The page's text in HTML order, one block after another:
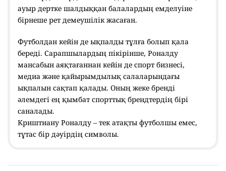
ауыр дертке шалдыққан балалардың емделуіне
бірнеше рет демеушілік жасаған.
Футболдан кейін де ықпалды тұлға болып қала
береді. Сарапшылардың пікірінше, Роналду
мансабын аяқтағаннан кейін де спорт бизнесі,
медиа және қайырымдылық салаларындағы
ықпалын сақтап қалады. Оның жеке бренді
әлемдегі ең қымбат спорттық брендтердің бірі
саналады.
Криштиану Роналду – тек атақты футболшы емес,
тұтас бір дәуірдің символы.